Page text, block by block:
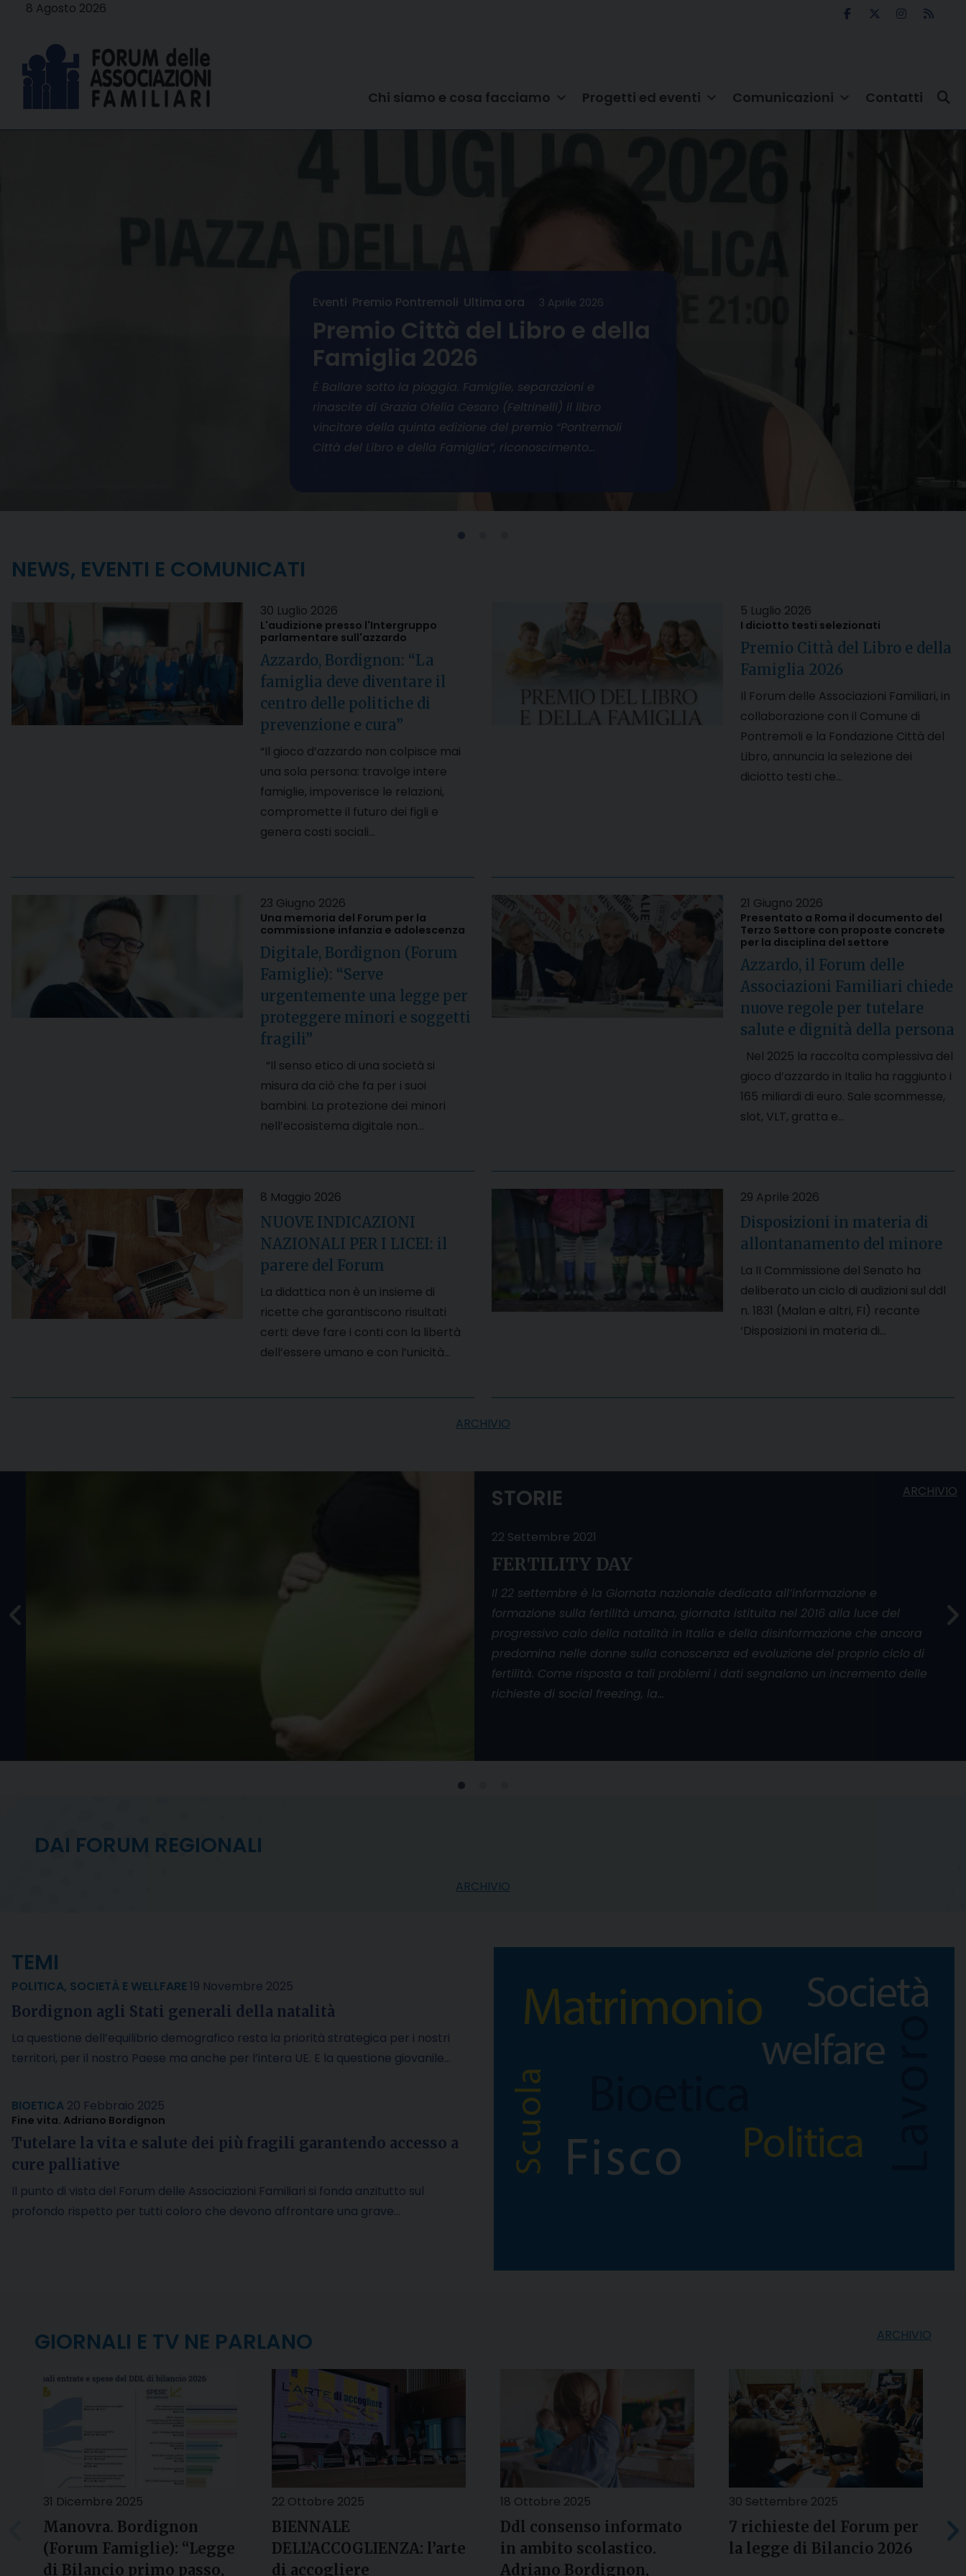
8 Agosto 2026
Chi siamo e cosa facciamo Progetti ed eventi Comunicazioni Contatti
Eventi Premio Pontremoli Ultima ora 3 Aprile 2026
Premio Città del Libro e della
Famiglia 2026
È Ballare sotto la pioggia. Famiglie, separazioni e
rinascite di Grazia Ofelia Cesaro (Feltrinelli) il libro
vincitore della quinta edizione del premio “Pontremoli
Città del Libro e della Famiglia”, riconoscimento…
NEWS, EVENTI E COMUNICATI
30 Luglio 2026
L'audizione presso l'Intergruppo
parlamentare sull'azzardo
Azzardo, Bordignon: “La
famiglia deve diventare il
centro delle politiche di
prevenzione e cura”
“Il gioco d’azzardo non colpisce mai
una sola persona: travolge intere
famiglie, impoverisce le relazioni,
compromette il futuro dei figli e
genera costi sociali…
5 Luglio 2026
I diciotto testi selezionati
Premio Città del Libro e della
Famiglia 2026
Il Forum delle Associazioni Familiari, in
collaborazione con il Comune di
Pontremoli e la Fondazione Città del
Libro, annuncia la selezione dei
diciotto testi che…
23 Giugno 2026
Una memoria del Forum per la
commissione infanzia e adolescenza
Digitale, Bordignon (Forum
Famiglie): “Serve
urgentemente una legge per
proteggere minori e soggetti
fragili”
“Il senso etico di una società si
misura da ciò che fa per i suoi
bambini. La protezione dei minori
nell’ecosistema digitale non…
21 Giugno 2026
Presentato a Roma il documento del
Terzo Settore con proposte concrete
per la disciplina del settore
Azzardo, il Forum delle
Associazioni Familiari chiede
nuove regole per tutelare
salute e dignità della persona
Nel 2025 la raccolta complessiva del
gioco d’azzardo in Italia ha raggiunto i
165 miliardi di euro. Sale scommesse,
slot, VLT, gratta e…
8 Maggio 2026
NUOVE INDICAZIONI
NAZIONALI PER I LICEI: il
parere del Forum
La didattica non è un insieme di
ricette che garantiscono risultati
certi: deve fare i conti con la libertà
dell’essere umano e con l’unicità…
29 Aprile 2026
Disposizioni in materia di
allontanamento del minore
La II Commissione del Senato ha
deliberato un ciclo di audizioni sul ddl
n. 1831 (Malan e altri, FI) recante
‘Disposizioni in materia di…
ARCHIVIO
ARCHIVIO
STORIE
22 Settembre 2021
FERTILITY DAY
Il 22 settembre è la Giornata nazionale dedicata all’informazione e
formazione sulla fertilità umana, giornata istituita nel 2016 alla luce del
progressivo calo della natalità in Italia e della disinformazione che ancora
predomina nelle donne sulla conoscenza ed evoluzione del proprio ciclo di
fertilità. Come risposta a tali problemi i dati segnalano un incremento delle
richieste di social freezing, la…
DAI FORUM REGIONALI
ARCHIVIO
TEMI
POLITICA, SOCIETÀ E WELLFARE 19 Novembre 2025
Bordignon agli Stati generali della natalità
La questione dell’equilibrio demografico resta la priorità strategica per i nostri
territori, per il nostro Paese ma anche per l’intera UE. E la questione giovanile…
BIOETICA 20 Febbraio 2025
Fine vita. Adriano Bordignon
Tutelare la vita e salute dei più fragili garantendo accesso a
cure palliative
Il punto di vista del Forum delle Associazioni Familiari si fonda anzitutto sul
profondo rispetto per tutti coloro che devono affrontare una grave…
ARCHIVIO
GIORNALI E TV NE PARLANO
31 Dicembre 2025
Manovra. Bordignon
(Forum Famiglie): “Legge
di Bilancio primo passo,
22 Ottobre 2025
BIENNALE
DELL’ACCOGLIENZA: l’arte
di accogliere
18 Ottobre 2025
Ddl consenso informato
in ambito scolastico.
Adriano Bordignon,
30 Settembre 2025
7 richieste del Forum per
la legge di Bilancio 2026